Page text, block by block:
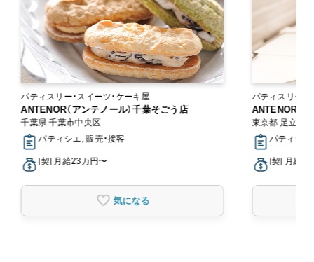
パティスリー・スイーツ・ケーキ屋
ANTENOR（アンテノール）千葉そごう店
千葉県 千葉市中央区
パティシエ, 販売・接客
[契] 月給23万円〜
気になる
パティスリー・
ANTENOR（
東京都 足立区
パティシエ
[契] 月給